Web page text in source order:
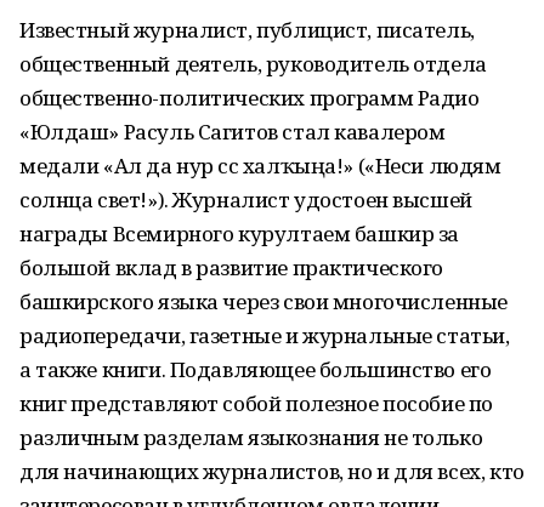
Известный журналист, публицист, писатель,
общественный деятель, руководитель отдела
общественно-политических программ Радио
«Юлдаш» Расуль Сагитов стал кавалером
медали «Ал да нур сәс халҡыңа!» («Неси людям
солнца свет!»). Журналист удостоен высшей
награды Всемирного курултаем башкир за
большой вклад в развитие практического
башкирского языка через свои многочисленные
радиопередачи, газетные и журнальные статьи,
а также книги. Подавляющее большинство его
книг представляют собой полезное пособие по
различным разделам языкознания не только
для начинающих журналистов, но и для всех, кто